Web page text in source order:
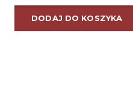
DODAJ DO KOSZYKA